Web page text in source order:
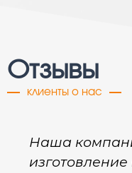
Отзывы
клиенты о нас
Наша